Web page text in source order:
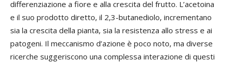
differenziazione a fiore e alla crescita del frutto. L’acetoina
e il suo prodotto diretto, il 2,3-butanediolo, incrementano
sia la crescita della pianta, sia la resistenza allo stress e ai
patogeni. Il meccanismo d’azione è poco noto, ma diverse
ricerche suggeriscono una complessa interazione di questi